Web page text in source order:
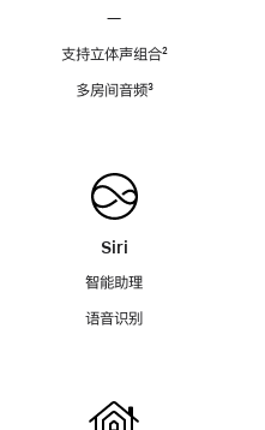
—
支持立体声组合脚
²
多房间音频脚
³
Siri
智能助理
语音识别